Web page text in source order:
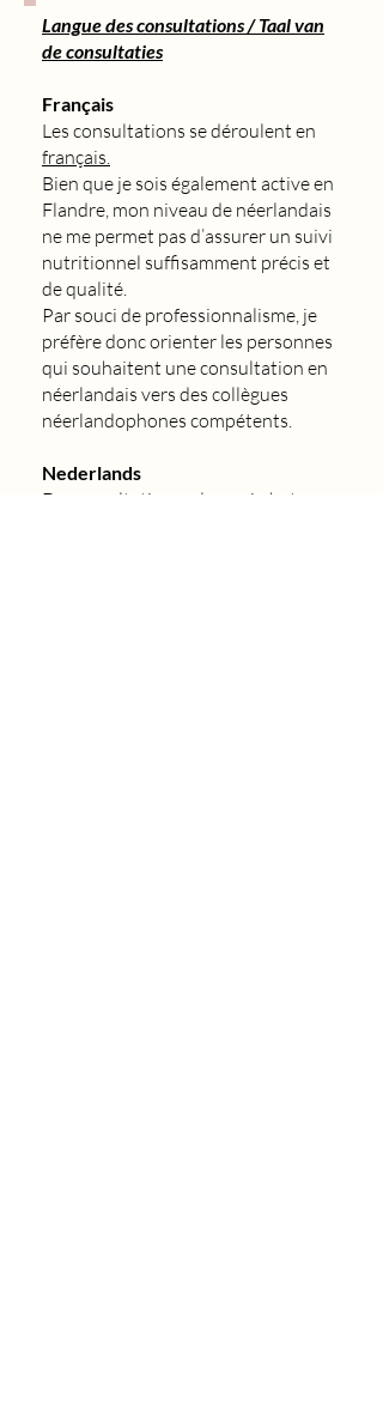
Langue des consultations / Taal van
de consultaties
Français
Les consultations se déroulent en
français.
Bien que je sois également active en
Flandre, mon niveau de néerlandais
ne me permet pas d’assurer un suivi
nutritionnel suffisamment précis et
de qualité.
Par souci de professionnalisme, je
préfère donc orienter les personnes
qui souhaitent une consultation en
néerlandais vers des collègues
néerlandophones compétents.
Nederlands
De consultaties verlopen in het